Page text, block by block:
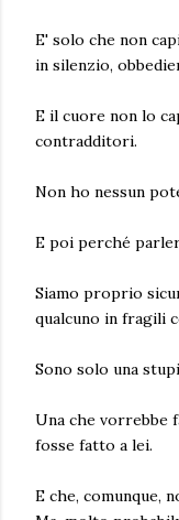
E' solo che non
in silenzio,
E il cuore non lo
contradditori.
Non ho nessun
E poi perché
Siamo proprio
qualcuno in fragili
Sono solo una
Una che vorrebbe
fosse fatto a lei.
E che, comunque,